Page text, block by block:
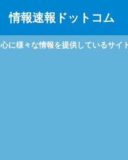
情報速報ドットコム
な情報を提供しているサイトです！